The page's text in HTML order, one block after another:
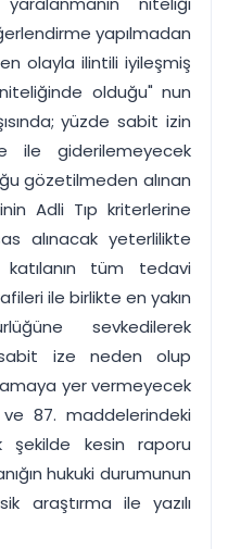
yapılmadan
olayla ilintili iyileşmiş
olduğu" nun
yüzde sabit izin
ile giderilemeyecek
gözetilmeden alınan
Adli Tıp kriterlerine
alınacak yeterlilikte
katılanın tüm tedavi
ile birlikte en yakın
sevkedilerek
sabit ize neden olup
yer vermeyecek
ve 87. maddelerindeki
şekilde kesin raporu
hukuki durumunun
araştırma ile yazılı